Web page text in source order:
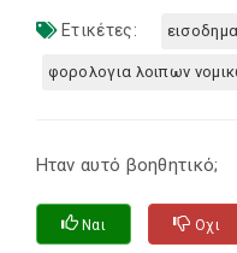
Ετικέτες:
φορολογια λοιπων
Ηταν αυτό βοηθητικό;
Ναι Οχι